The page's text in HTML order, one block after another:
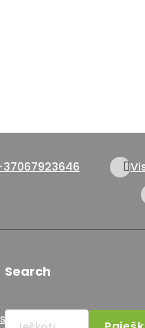
Search
Ieškoti: